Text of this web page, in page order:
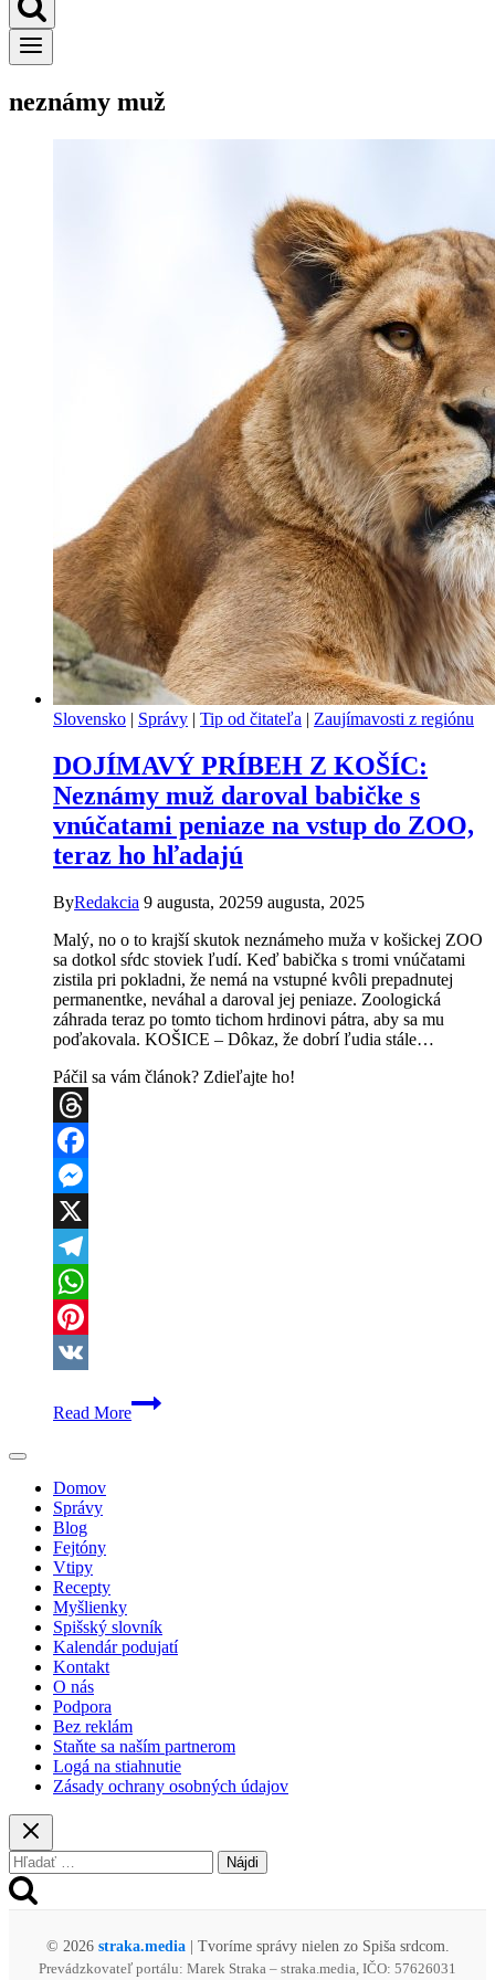
neznámy muž
Slovensko | Správy | Tip od čitateľa | Zaujímavosti z regiónu
DOJÍMAVÝ PRÍBEH Z KOŠÍC:
Neznámy muž daroval babičke s
vnúčatami peniaze na vstup do ZOO,
teraz ho hľadajú
ByRedakcia 9 augusta, 20259 augusta, 2025
Malý, no o to krajší skutok neznámeho muža v košickej ZOO
sa dotkol sŕdc stoviek ľudí. Keď babička s tromi vnúčatami
zistila pri pokladni, že nemá na vstupné kvôli prepadnutej
permanentke, neváhal a daroval jej peniaze. Zoologická
záhrada teraz po tomto tichom hrdinovi pátra, aby sa mu
poďakovala. KOŠICE – Dôkaz, že dobrí ľudia stále…
Páčil sa vám článok? Zdieľajte ho!
Threads
Facebook
Messenger
X
Telegram
WhatsApp
Pinterest
Read More
DOJÍMAVÝ
PRÍBEH
vstup
do
hľadajú
Domov
Správy
Blog
Fejtóny
Vtipy
Recepty
Myšlienky
Spišský slovník
Kalendár podujatí
Kontakt
O nás
Podpora
Bez reklám
Staňte sa naším partnerom
Logá na stiahnutie
Zásady ochrany osobných údajov
Hľadať:
© 2026 straka.media| Tvoríme správy nielen zo Spiša srdcom.
Prevádzkovateľ portálu: Marek Straka – straka.media, IČO: 57626031